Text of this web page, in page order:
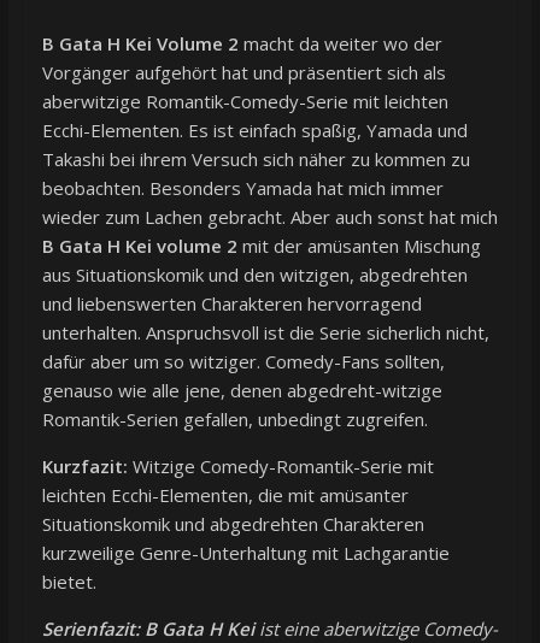
B Gata H Kei Volume 2 macht da weiter wo der
Vorgänger aufgehört hat und präsentiert sich als
aberwitzige Romantik-Comedy-Serie mit leichten
Ecchi-Elementen. Es ist einfach spaßig, Yamada und
Takashi bei ihrem Versuch sich näher zu kommen zu
beobachten. Besonders Yamada hat mich immer
wieder zum Lachen gebracht. Aber auch sonst hat mich
B Gata H Kei volume 2 mit der amüsanten Mischung
aus Situationskomik und den witzigen, abgedrehten
und liebenswerten Charakteren hervorragend
unterhalten. Anspruchsvoll ist die Serie sicherlich nicht,
dafür aber um so witziger. Comedy-Fans sollten,
genauso wie alle jene, denen abgedreht-witzige
Romantik-Serien gefallen, unbedingt zugreifen.
Kurzfazit: Witzige Comedy-Romantik-Serie mit
leichten Ecchi-Elementen, die mit amüsanter
Situationskomik und abgedrehten Charakteren
kurzweilige Genre-Unterhaltung mit Lachgarantie
bietet.
Serienfazit: B Gata H Keiist eine aberwitzige Comedy-